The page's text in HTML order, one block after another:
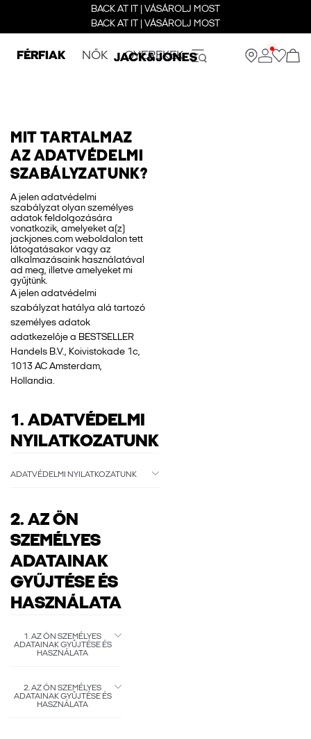
BACK AT IT | VÁSÁROLJ MOST
BACK AT IT | VÁSÁROLJ MOST
FÉRFIAK NŐK GYEREKEK
MIT TARTALMAZ
AZ ADATVÉDELMI
SZABÁLYZATUNK?
A jelen adatvédelmi
szabályzat olyan személyes
adatok feldolgozására
vonatkozik, amelyeket a(z)
jackjones.com weboldalon tett
látogatásakor vagy az
alkalmazásaink használatával
ad meg, illetve amelyeket mi
gyűjtünk.
A jelen adatvédelmi
szabályzat hatálya alá tartozó
személyes adatok
adatkezelője a BESTSELLER
Handels B.V., Koivistokade 1c,
1013 AC Amsterdam,
Hollandia.
1. ADATVÉDELMI
NYILATKOZATUNK
ADATVÉDELMI NYILATKOZATUNK
2. AZ ÖN
SZEMÉLYES
ADATAINAK
GYŰJTÉSE ÉS
HASZNÁLATA
1. AZ ÖN SZEMÉLYES
ADATAINAK GYŰJTÉSE ÉS
HASZNÁLATA
2. AZ ÖN SZEMÉLYES
ADATAINAK GYŰJTÉSE ÉS
HASZNÁLATA